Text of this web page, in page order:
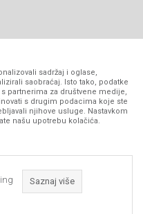
sadržaj i oglase,
saobraćaj. Isto tako, podatke
partnerima za društvene medije,
s drugim podacima koje ste
njihove usluge. Nastavkom
našu upotrebu kolačića.
Saznaj više